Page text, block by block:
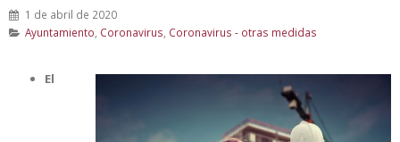
1 de abril de 2020
Ayuntamiento Coronavirus Coronavirus - otras medidas
El